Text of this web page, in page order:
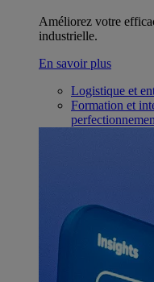
Améliorez votre
industrielle.
En savoir plus
Logistique et
Formation et